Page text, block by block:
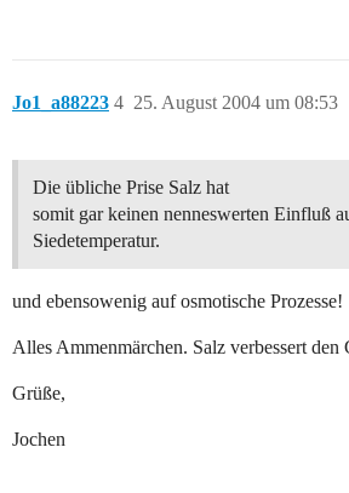
Jo1_a88223 25. August 2004 um 08:53
4
Die übliche Prise Salz hat
somit gar keinen nenneswerten Einfluß
Siedetemperatur.
und ebensowenig auf osmotische Prozesse!
Alles Ammenmärchen. Salz verbessert den
Grüße,
Jochen